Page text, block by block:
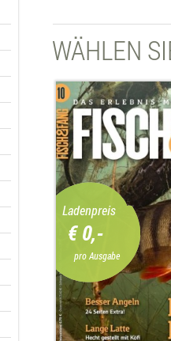
WÄHLEN
Ladenpreis
€ 0,-
pro Ausgabe